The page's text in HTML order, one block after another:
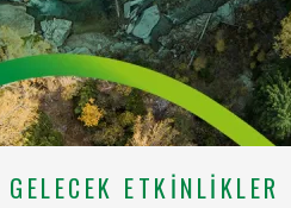
GELECEK ETKINLIKLER